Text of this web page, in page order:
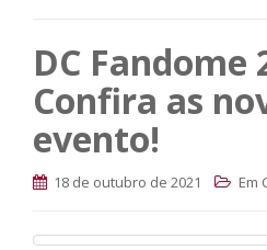
DC Fandome
Confira as
evento!
18 de outubro de 2021 Em